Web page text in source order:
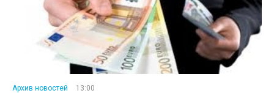
Архив новостей
13:00